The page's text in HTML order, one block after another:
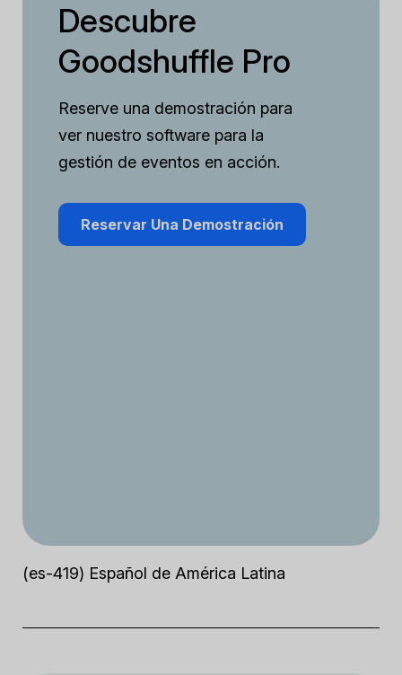
Descubre
Goodshuffle Pro
Reserve una demostración para
ver nuestro software para la
gestión de eventos en acción.
Reservar Una Demostración
(es-419) Español de América Latina